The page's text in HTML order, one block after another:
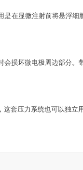
在显微注射前将悬浮细
损坏微电极周边部分。
压力系统也可以独立